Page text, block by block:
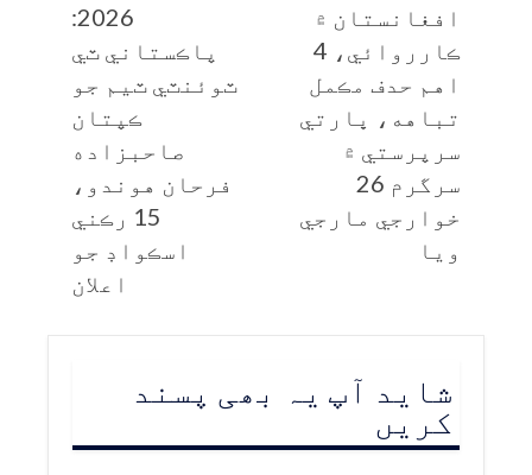
افغانستان ۾
ڪارروائي، 4
اهم حدف مڪمل
تباهه، ڀارتي
سرپرستي ۾
سرگرم 26
خوارجي مارجي
ويا
2026:
پاڪستاني ٽي
ٽوئنٽي ٽيم جو
ڪپتان
صاحبزاده
فرحان هوندو،
15 رڪني
اسڪواڊ جو
اعلان
شاید آپ یہ بھی پسند
کریں